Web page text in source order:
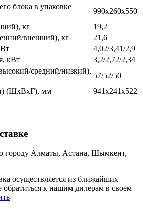
блока в упаковке
990х260х550
кг
19,2
внешний), кг
21,6
4,02/3,41/2,9
кВт
3,2/2,72/2,34
средний/низкий),
57/52/50
(ШхВхГ), мм
941х241х522
городу Алматы, Астана, Шымкент,
осуществляется из ближайших
к нашим дилерам в своем